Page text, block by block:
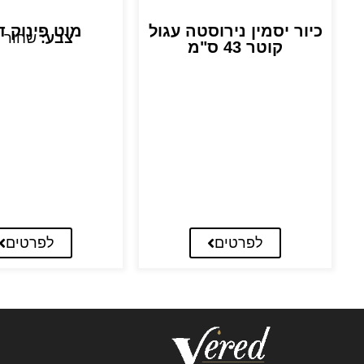
כיור יסמין נירוסטה עגול
קוטר 43 ס"מ
לפרטים
מוט פינוק
צבע:
לפרטים